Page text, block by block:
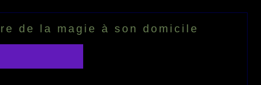
de la magie à son domicile